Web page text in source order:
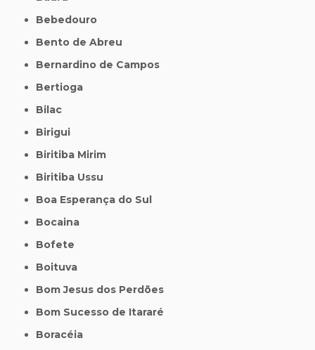
Bebedouro
Bento de Abreu
Bernardino de Campos
Bertioga
Bilac
Birigui
Biritiba Mirim
Biritiba Ussu
Boa Esperança do Sul
Bocaina
Bofete
Boituva
Bom Jesus dos Perdões
Bom Sucesso de Itararé
Boracéia